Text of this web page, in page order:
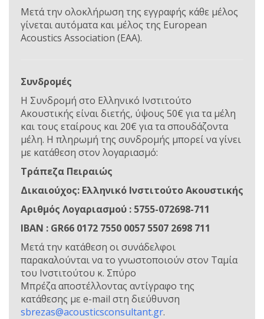
Μετά την ολοκλήρωση της εγγραφής κάθε μέλος
γίνεται αυτόματα και μέλος της European
Acoustics Association (EAA).
Συνδρομές
Η Συνδρομή στο Ελληνικό Ινστιτούτο
Ακουστικής είναι διετής, ύψους 50€ για τα μέλη
και τους εταίρους και 20€ για τα σπουδάζοντα
μέλη. Η πληρωμή της συνδρομής μπορεί να γίνει
με κατάθεση στον λογαριασμό:
Τράπεζα Πειραιώς
Δικαιούχος: Ελληνικό Ινστιτούτο Ακουστικής
Αριθμός Λογαριασμού : 5755-072698-711
ΙΒΑΝ : GR66 0172 7550 0057 5507 2698 711
Mετά την κατάθεση οι συνάδελφοι
παρακαλούνται να το γνωστοποιούν στον Ταμία
του Ινστιτούτου κ. Σπύρο
Μπρέζααποστέλλοντας αντίγραφο της
κατάθεσης με e-mail στη διεύθυνση
sbrezas@acousticsconsultant.gr.